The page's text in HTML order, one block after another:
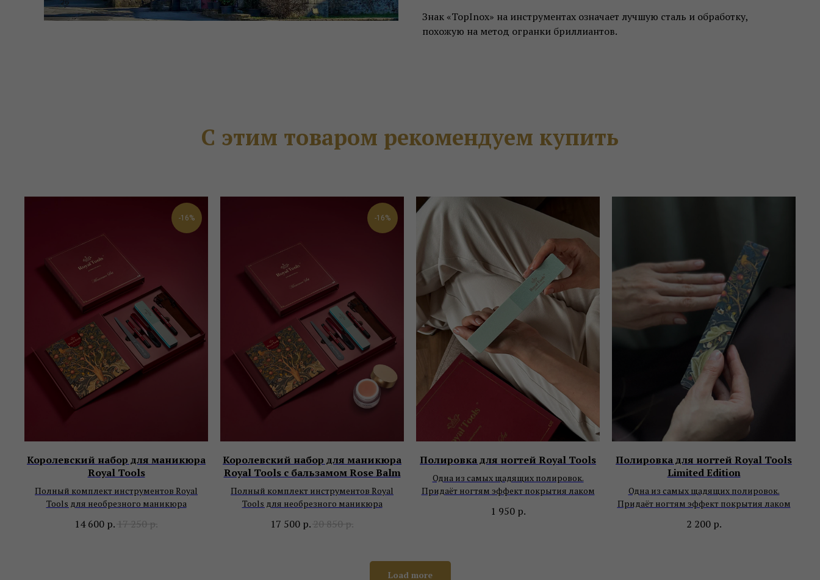
Знак «TopInox» на инструментах означает лучшую сталь и обработку,
похожую на метод огранки бриллиантов.
С этим товаром рекомендуем купить
-16%
Королевский набор для маникюра
Royal Tools
Полный комплект инструментов Royal
Tools для необрезного маникюра
14 600 р.17 250р.
-16%
Королевский набор для маникюра
Royal Tools с бальзамом Rose Balm
Полный комплект инструментов Royal
Tools для необрезного маникюра
17 500 р.20 850р.
Полировка для ногтей Royal Tools
Одна из самых щадящих полировок.
Придаёт ногтям эффект покрытия лаком
1 950 р.
Полировка для ногтей Royal Tools
Limited Edition
Одна из самых щадящих полировок.
Придаёт ногтям эффект покрытия лаком
2 200 р.
Load more